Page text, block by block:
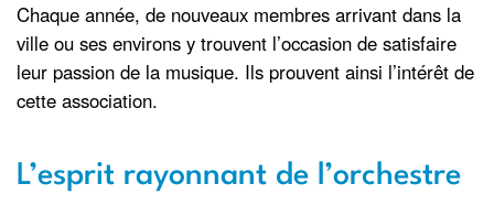
Chaque année, de nouveaux membres arrivant dans la
ville ou ses environs y trouvent l’occasion de satisfaire
leur passion de la musique. Ils prouvent ainsi l’intérêt de
cette association.
L’esprit rayonnant de l’orchestre